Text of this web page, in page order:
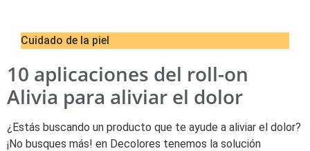
Cuidado de la piel
10 aplicaciones del roll-on
Alivia para aliviar el dolor
¿Estás buscando un producto que te ayude a aliviar el dolor?
¡No busques más! en Decolores tenemos la solución